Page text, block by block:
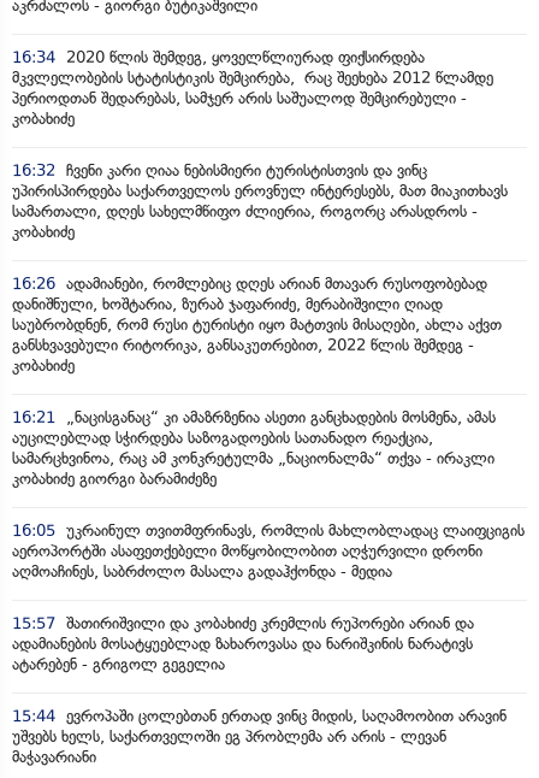
აკრძალოს - გიორგი ბუტიკაშვილი
16:34
2020 წლის შემდეგ, ყოველწლიურად ფიქსირდება
მკვლელობების სტატისტიკის შემცირება, რაც შეეხება 2012 წლამდე
პერიოდთან შედარებას, სამჯერ არის საშუალოდ შემცირებული -
კობახიძე
16:32
ჩვენი კარი ღიაა ნებისმიერი ტურისტისთვის და ვინც
უპირისპირდება საქართველოს ეროვნულ ინტერესებს, მათ მიაკითხავს
სამართალი, დღეს სახელმწიფო ძლიერია, როგორც არასდროს -
კობახიძე
16:26 ადამიანები, რომლებიც დღეს არიან მთავარ რუსოფობებად
დანიშნული, ხოშტარია, ზურაბ ჯაფარიძე, მერაბიშვილი ღიად
საუბრობდნენ, რომ რუსი ტურისტი იყო მატთვის მისაღები, ახლა აქვთ
განსხვავებული რიტორიკა, განსაკუთრებით, 2022 წლის შემდეგ -
კობახიძე
16:21
„ნაცისგანაც“ კი ამაზრზენია ასეთი განცხადების მოსმენა, ამას
აუცილებლად სჭირდება საზოგადოების სათანადო რეაქცია,
სამარცხვინოა, რაც ამ კონკრეტულმა „ნაციონალმა“ თქვა - ირაკლი
კობახიძე გიორგი ბარამიძეზე
16:05 უკრაინულ თვითმფრინავს, რომლის მახლობლადაც ლაიფციგის
აეროპორტში ასაფეთქებელი მოწყობილობით აღჭურვილი დრონი
აღმოაჩინეს, საბრძოლო მასალა გადაჰქონდა - მედია
15:57 შათირიშვილი და კობახიძე კრემლის რუპორები არიან და
ადამიანების მოსატყუებლად ზახაროვასა და ნარიშკინის ნარატივს
ატარებენ - გრიგოლ გეგელია
15:44 ევროპაში ცოლებთან ერთად ვინც მიდის, საღამოობით არავინ
უშვებს ხელს, საქართველოში ეგ პრობლემა არ არის - ლევან
მაჭავარიანი